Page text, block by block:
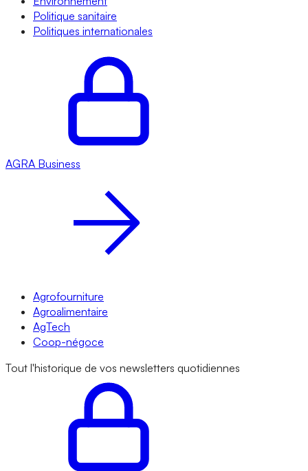
Politique sanitaire
Politiques internationales
AGRA Business
Agrofourniture
Agroalimentaire
AgTech
Coop-négoce
Tout l'historique de vos newsletters quotidiennes